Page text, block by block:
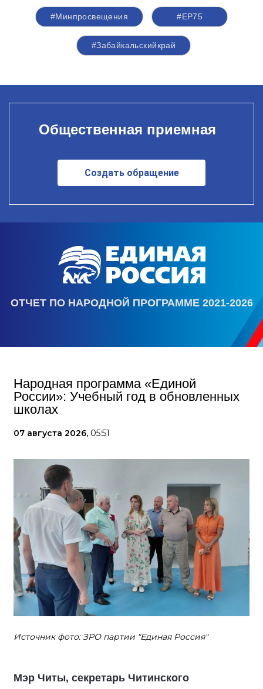
#Минпросвещения #ЕР75
#Забайкальскийкрай
Общественная приемная
Создать обращение
ОТЧЕТ ПО НАРОДНОЙ ПРОГРАММЕ 2021-2026
Народная программа «Единой
России»: Учебный год в обновленных
школах
07 августа 2026, 05:51
Источник фото: ЗРО партии "Единая Россия"
Мэр Читы, секретарь Читинского